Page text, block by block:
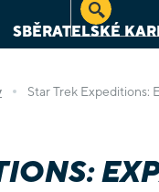
SBĚRATELSKÉ
Star Trek Expeditions: